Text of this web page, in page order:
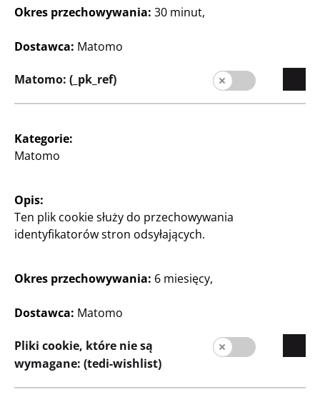
Polska / Polski
Stopka redakcyjna
System informowania o nieprawidłowościach
Okres przechowywania: 30 minut,
Dostawca: Matomo
Matomo: (_pk_ref)
Kategorie:
Matomo
Opis:
Ten plik cookie służy do przechowywania
identyfikatorów stron odsyłających.
Okres przechowywania: 6 miesięcy,
Dostawca: Matomo
Pliki cookie, które nie są
wymagane: (tedi-wishlist)